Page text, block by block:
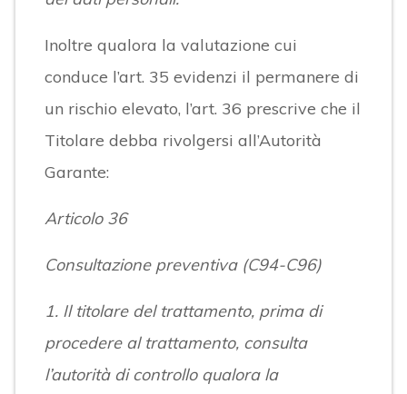
Inoltre qualora la valutazione cui
conduce l’art. 35 evidenzi il permanere di
un rischio elevato, l’art. 36 prescrive che il
Titolare debba rivolgersi all’Autorità
Garante:
Articolo 36
Consultazione preventiva (C94-C96)
1. Il titolare del trattamento, prima di
procedere al trattamento, consulta
l’autorità di controllo qualora la